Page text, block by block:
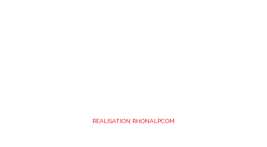
REALISATION RHONALPCOM